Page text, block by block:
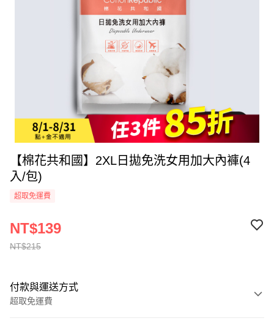
【棉花共和國】2XL日拋免洗女用加大內褲(4
入/包)
超取免運費
NT$215
NT$139
付款與運送方式
超取免運費